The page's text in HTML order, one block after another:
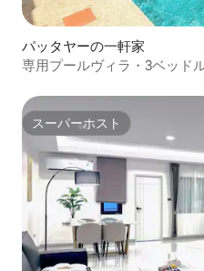
パッタヤーの一軒家
専用プールヴィラ・3ベッド
スーパーホスト
スーパーホスト